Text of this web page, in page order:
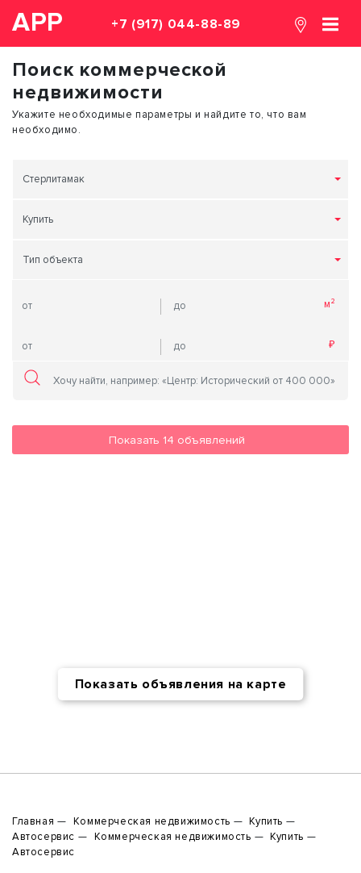
АРР +7 (917) 044-88-89
Поиск коммерческой
недвижимости
Укажите необходимые параметры и найдите то, что вам
необходимо.
Стерлитамак
Купить
Тип объекта
Показать 14 объявлений
Показать объявления на карте
Главная Коммерческая недвижимость
Купить
Автосервис
Коммерческая недвижимость
Купить
Автосервис